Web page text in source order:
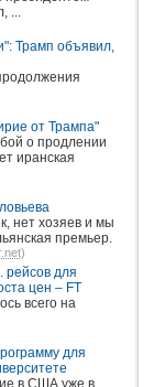
Трамп объявил,
от Трампа"
о продлении
иранская
нет хозяев и мы
премьер.
)
рейсов для
цен – FT
всего на
для
в США уже в